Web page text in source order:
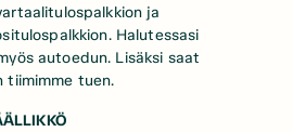
ja
Halutessasi
autoedun. Lisäksi saat
tiimimme tuen.